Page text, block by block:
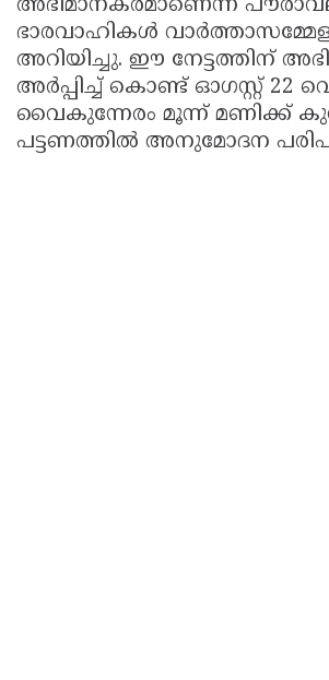
അഭിമാനകരമാണെന്ന്
ഭാരവാഹികൾ
അറിയിച്ചു. ഈ നേട്ടത്തിന്
അർപ്പിച്ച് കൊണ്ട് ഓഗസ്റ്റ് 22
വൈകുന്നേരം മൂന്ന് മണിക്ക്
പട്ടണത്തിൽ അനുമോദന